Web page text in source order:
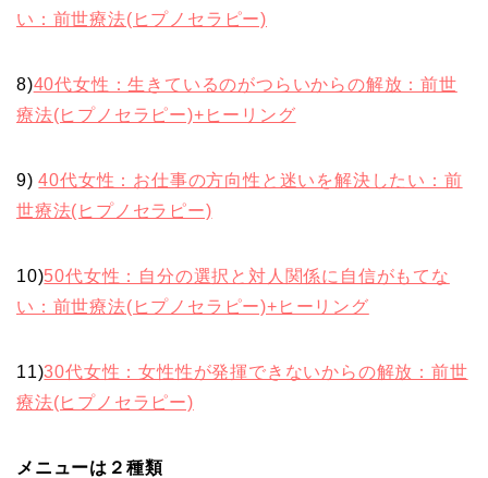
い：前世療法(ヒプノセラピー)
8)40代女性：生きているのがつらいからの解放：前世
療法(ヒプノセラピー)+ヒーリング
9)40代女性：お仕事の方向性と迷いを解決したい：前
世療法(ヒプノセラピー)
10)50代女性：自分の選択と対人関係に自信がもてな
い：前世療法(ヒプノセラピー)+ヒーリング
11)30代女性：女性性が発揮できないからの解放：前世
療法(ヒプノセラピー)
メニューは２種類